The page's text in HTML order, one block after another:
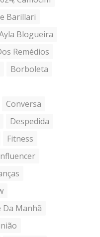
Barillari
Blogueira
Remédios
Borboleta
Conversa
Despedida
Fitness
Da Manhã